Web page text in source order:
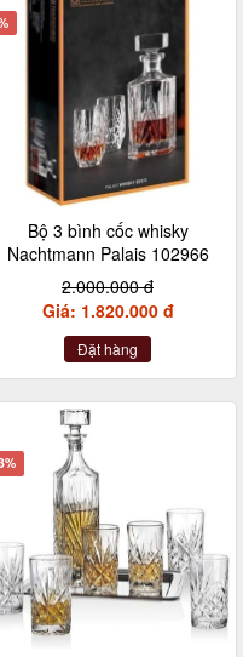
Bộ 3 bình cốc whisky
Nachtmann Palais 102966
2.000.000 đ
Giá: 1.820.000 đ
Đặt hàng